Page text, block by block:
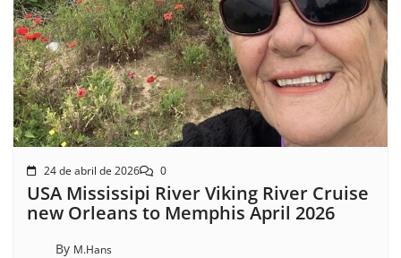
24 de abril de 2026 0
USA Mississipi River Viking River Cruise
new Orleans to Memphis April 2026
By M.Hans